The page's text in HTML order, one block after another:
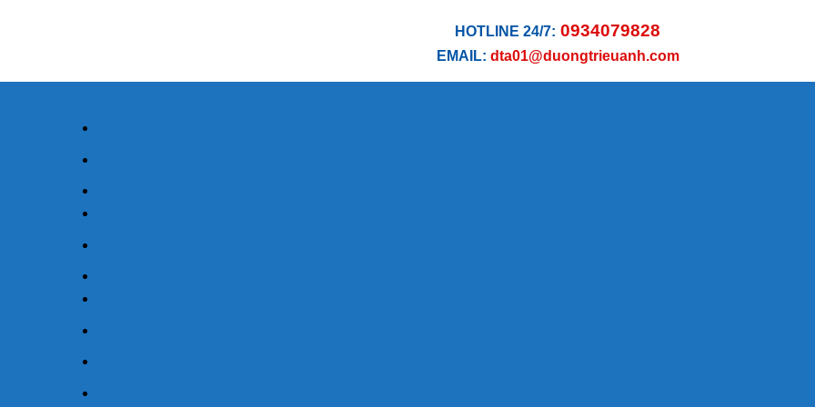
HOTLINE 24/7: 0934079828
EMAIL: dta01@duongtrieuanh.com